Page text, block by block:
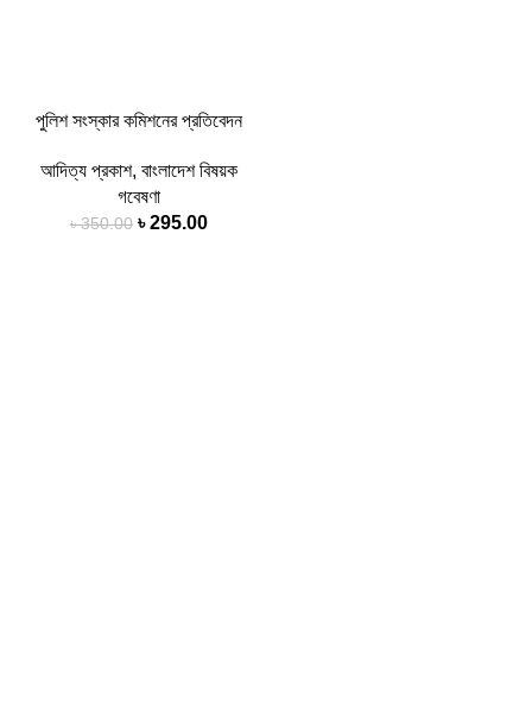
পুলিশ সংস্কার কমিশনের প্রতিবেদন
আদিত্য প্রকাশ, বাংলাদেশ বিষয়ক
গবেষণা
৳350.00 ৳295.00